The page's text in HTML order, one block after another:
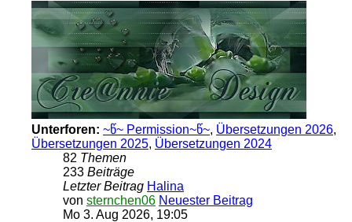
Unterforen: ~წ~ Permission~წ~, Übersetzungen 2026,
Übersetzungen 2025, Übersetzungen 2024
82 Themen
233 Beiträge
Letzter Beitrag Halina
von sternchen06 Neuester Beitrag
Mo 3. Aug 2026, 19:05